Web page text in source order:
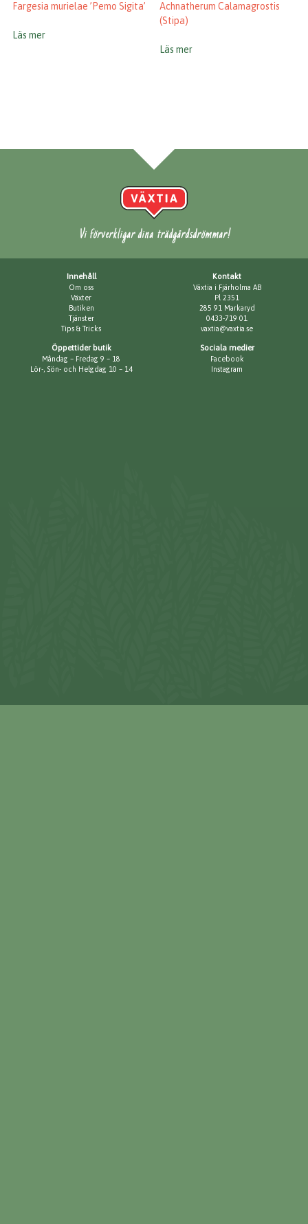
Fargesia murielae ’Pemo Sigita’
Läs mer
Achnatherum Calamagrostis
(Stipa)
Läs mer
Vi förverkligar dina trädgårdsdrömmar!
Innehåll
Om oss
Växter
Butiken
Tjänster
Tips & Tricks
Kontakt
Växtia i Fjärholma AB
Pl 2351
285 91 Markaryd
0433-719 01
vaxtia@vaxtia.se
Öppettider butik
Måndag – Fredag 9 – 18
Lör-, Sön- och Helgdag 10 – 14
Sociala medier
Facebook
Instagram